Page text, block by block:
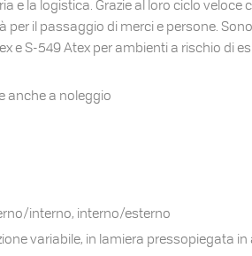
e la logistica. Grazie al loro ciclo veloce
per il passaggio di merci e persone.
e S-549 Atex per ambienti a rischio di
anche a noleggio
interno, interno/esterno
variabile, in lamiera pressopiegata